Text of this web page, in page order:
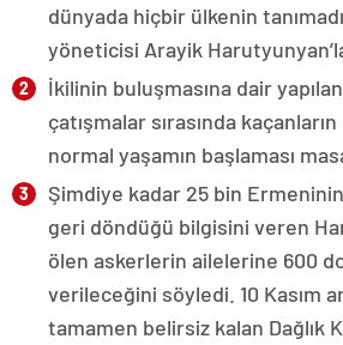
dünyada hiçbir ülkenin
yöneticisi Arayik
İkilinin buluşmasına dair
çatışmalar sırasında
normal yaşamın başlaması
Şimdiye kadar 25 bin Ermeninin
geri döndüğü bilgisini veren
ölen askerlerin ailelerine 600
verileceğini söyledi. 10 Kasım
tamamen belirsiz kalan Dağlık